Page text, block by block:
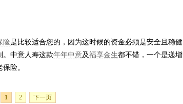
险是比较适合您的，因为这时候的资金必须是安全且稳健
。中意人寿这款年年中意及福享金生都不错，一个是递增
险。
1 2 下一页